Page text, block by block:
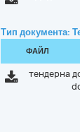
Тип документа:
ФАЙЛ
тендерна